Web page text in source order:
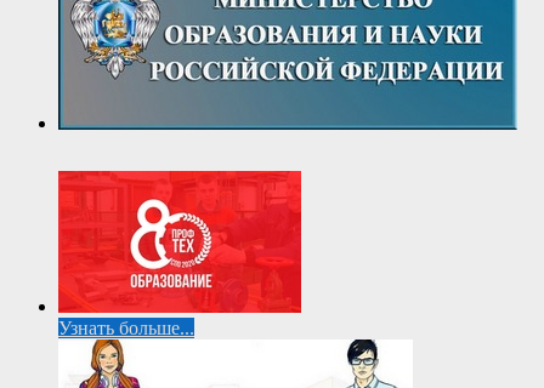
Узнать больше...